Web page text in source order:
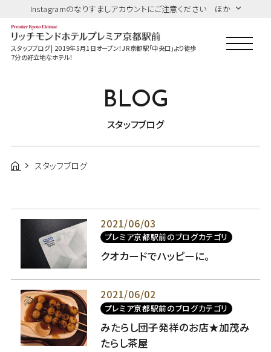
Instagramのなりすましアカウントにご注意ください ほか
スタッフブログ | 2019年5月1日オープン！JR京都駅「中央口」より徒歩
7分の好立地なホテル！
BLOG
スタッフブログ
スタッフブログ
2021/06/03
プレミア京都駅前のブログカテゴリ
クオカードでハッピーに。
2021/06/02
プレミア京都駅前のブログカテゴリ
みたらし団子発祥のお店★加茂み
たらし茶屋